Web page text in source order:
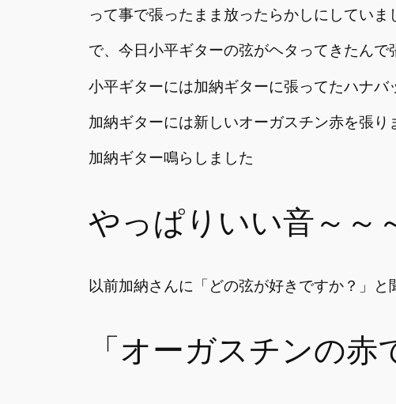
って事で張ったまま放ったらかしにしていま
で、今日小平ギターの弦がヘタってきたんで
小平ギターには加納ギターに張ってたハナバ
加納ギターには新しいオーガスチン赤を張り
加納ギター鳴らしました
やっぱりいい音～～
以前加納さんに「どの弦が好きですか？」と
「オーガスチンの赤